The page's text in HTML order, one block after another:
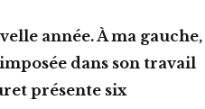
année. À ma gauche,
dans son travail
présente six